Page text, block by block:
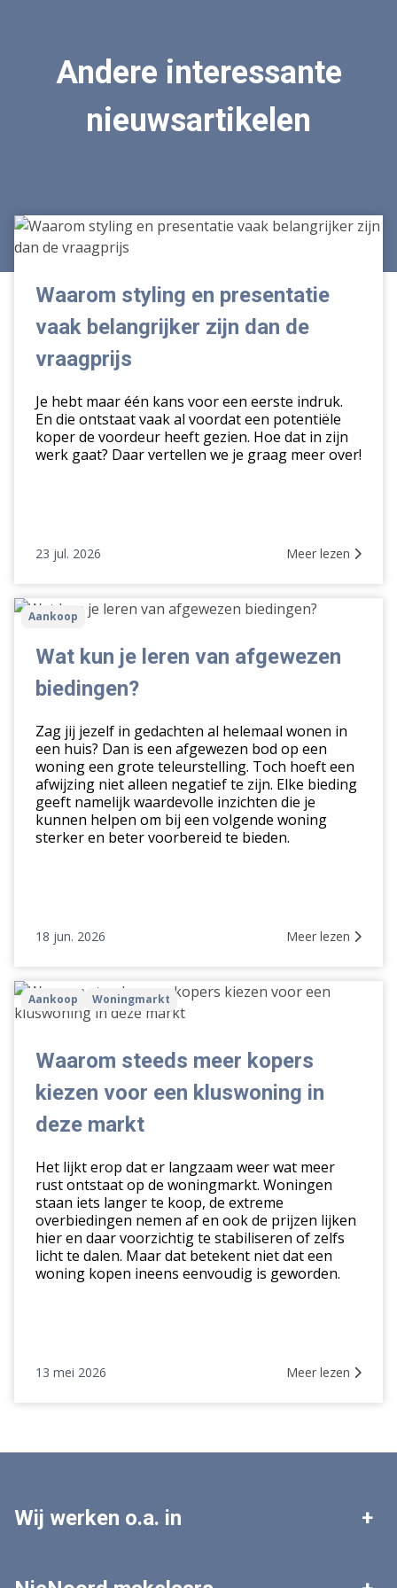
Andere interessante
nieuwsartikelen
Waarom
styling
en
presentatie
belangrijker
zijn
vraagprijs
Waarom styling en presentatie
vaak belangrijker zijn dan de
vraagprijs
Je hebt maar één kans voor een eerste indruk.
En die ontstaat vaak al voordat een potentiële
koper de voordeur heeft gezien. Hoe dat in zijn
werk gaat? Daar vertellen we je graag meer over!
23 jul. 2026 Meer lezen
Wat
van
biedingen?
Aankoop
Wat kun je leren van afgewezen
biedingen?
Zag jij jezelf in gedachten al helemaal wonen in
een huis? Dan is een afgewezen bod op een
woning een grote teleurstelling. Toch hoeft een
afwijzing niet alleen negatief te zijn. Elke bieding
geeft namelijk waardevolle inzichten die je
kunnen helpen om bij een volgende woning
sterker en beter voorbereid te bieden.
18 jun. 2026 Meer lezen
Waarom
steeds
kopers
voor
een
deze
markt
Aankoop Woningmarkt
Waarom steeds meer kopers
kiezen voor een kluswoning in
deze markt
Het lijkt erop dat er langzaam weer wat meer
rust ontstaat op de woningmarkt. Woningen
staan iets langer te koop, de extreme
overbiedingen nemen af en ook de prijzen lijken
hier en daar voorzichtig te stabiliseren of zelfs
licht te dalen. Maar dat betekent niet dat een
woning kopen ineens eenvoudig is geworden.
13 mei 2026 Meer lezen
Wij werken o.a. in